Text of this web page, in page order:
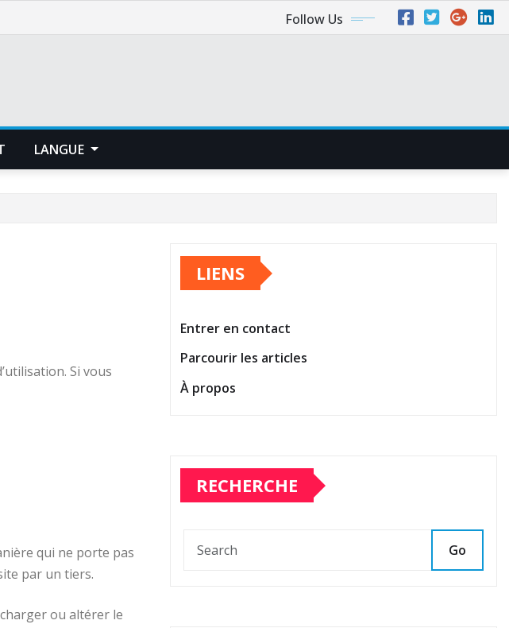
Follow Us
LANGUE
Si vous
qui ne porte pas
par un tiers.
ou altérer le
LIENS
Entrer en contact
Parcourir les articles
À propos
RECHERCHE
Go